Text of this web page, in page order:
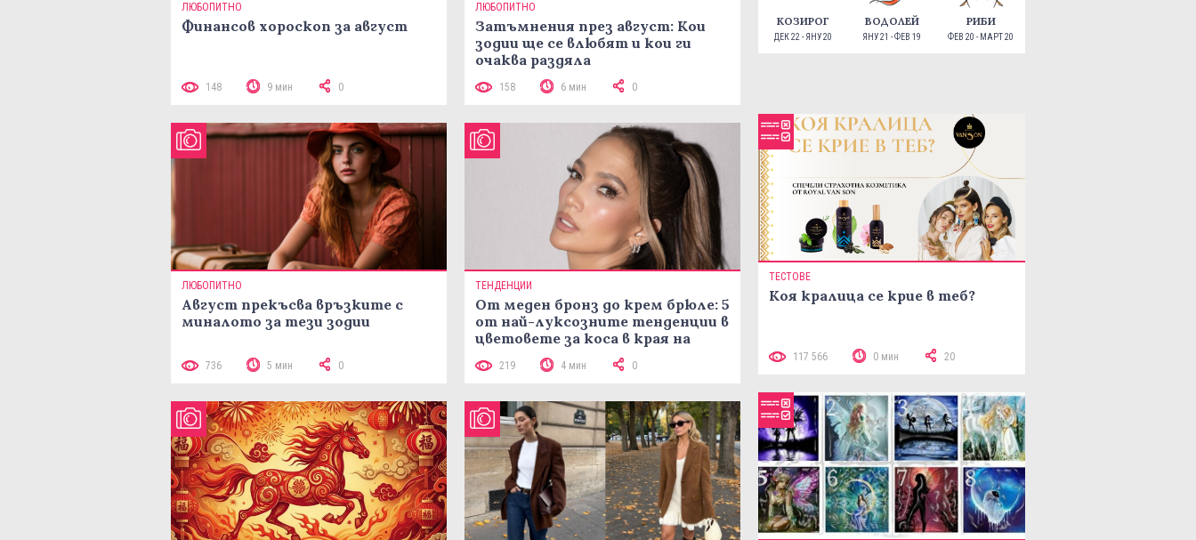
ЛЮБОПИТНО
Финансов хороскоп за август
148 9 мин 0
ЛЮБОПИТНО
Затъмнения през август: Кои
зодии ще се влюбят и кои ги
очаква раздяла
158 6 мин 0
ЛЮБОПИТНО
Август прекъсва връзките с
миналото за тези зодии
736 5 мин 0
ТЕНДЕНЦИИ
От меден бронз до крем брюле: 5
от най-луксозните тенденции в
цветовете за коса в края на
219 4 мин 0
КОЗИРОГ
ДЕК 22 - ЯНУ 20
ВОДОЛЕЙ
ЯНУ 21 - ФЕВ 19
РИБИ
ФЕВ 20 - МАРТ 20
ТЕСТОВЕ
Коя кралица се крие в теб?
117 566 0 мин 20